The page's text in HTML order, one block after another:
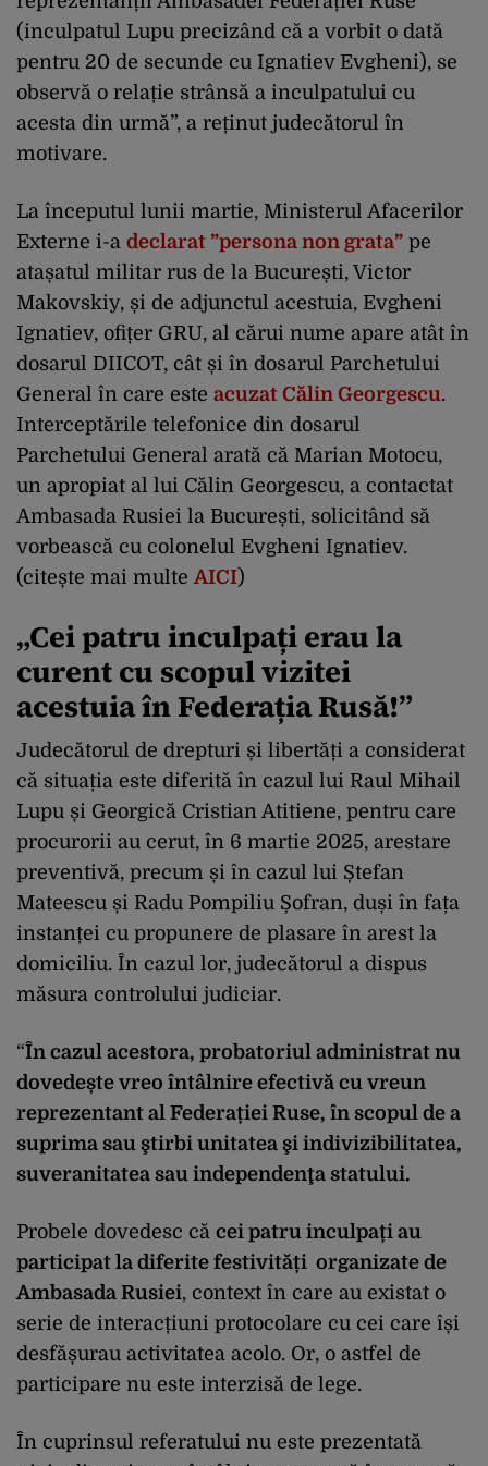
(inculpatul Lupu precizând că a vorbit o dată
pentru 20 de secunde cu Ignatiev Evgheni), se
observă o relație strânsă a inculpatului cu
acesta din urmă”, a reținut judecătorul în
motivare.
La începutul lunii martie, Ministerul Afacerilor
Externe i-a declarat ”persona non grata” pe
atașatul militar rus de la București, Victor
Makovskiy, și de adjunctul acestuia, Evgheni
Ignatiev, ofițer GRU, al cărui nume apare atât în
dosarul DIICOT, cât și în dosarul Parchetului
General în care este acuzat Călin Georgescu.
Interceptările telefonice din dosarul
Parchetului General arată că Marian Motocu,
un apropiat al lui Călin Georgescu, a contactat
Ambasada Rusiei la București, solicitând să
vorbească cu colonelul Evgheni Ignatiev.
(citește mai multe AICI)
„Cei patru inculpați erau la
curent cu scopul vizitei
acestuia în Federația Rusă!”
Judecătorul de drepturi și libertăți a considerat
că situația este diferită în cazul lui Raul Mihail
Lupu și Georgică Cristian Atitiene, pentru care
procurorii au cerut, în 6 martie 2025, arestare
preventivă, precum și în cazul lui Ștefan
Mateescu și Radu Pompiliu Șofran, duși în fața
instanței cu propunere de plasare în arest la
domiciliu. În cazul lor, judecătorul a dispus
măsura controlului judiciar.
“În cazul acestora, probatoriul administrat nu
dovedește vreo întâlnire efectivă cu vreun
reprezentant al Federației Ruse, în scopul de a
suprima sau ştirbi unitatea şi indivizibilitatea,
suveranitatea sau independenţa statului.
Probele dovedesc că cei patru inculpați au
participat la diferite festivități organizate de
Ambasada Rusiei, context în care au existat o
serie de interacțiuni protocolare cu cei care își
desfășurau activitatea acolo. Or, o astfel de
participare nu este interzisă de lege.
În cuprinsul referatului nu este prezentată